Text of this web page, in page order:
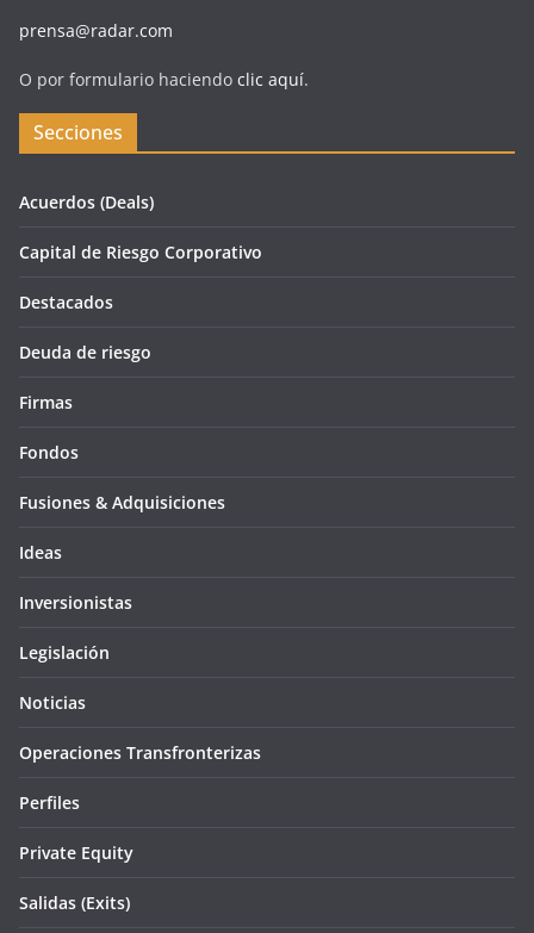
prensa@radar.com
O por formulario haciendo clic aquí.
Secciones
Acuerdos (Deals)
Capital de Riesgo Corporativo
Destacados
Deuda de riesgo
Firmas
Fondos
Fusiones & Adquisiciones
Ideas
Inversionistas
Legislación
Noticias
Operaciones Transfronterizas
Perfiles
Private Equity
Salidas (Exits)